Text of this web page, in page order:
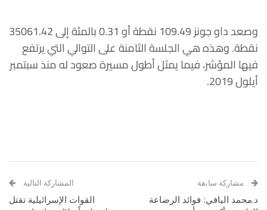
وصعد داو جونز 109.49 نقطة أو 0.31 بالمئة إلى 35061.42
نقطة. وهذه هي الجلسة الثامنة على التوالي التي يرتفع
فيها المؤشر، فيما يمثل أطول مسيرة صعود له منذ سبتمبر
أيلول 2019.
مشاركة سابقة
د.محمد اليافي: فوائد الرضاعة
المشاركة التالية
القوات الإسرائيلية تقتل